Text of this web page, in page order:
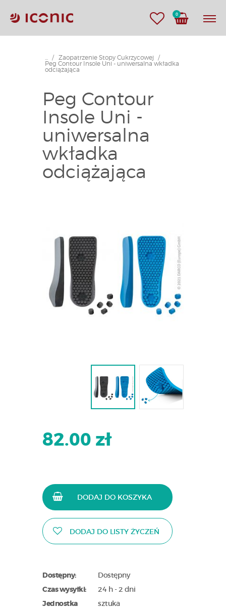
0
...
Zaopatrzenie Stopy Cukrzycowej
Peg Contour Insole Uni - uniwersalna wkładka
odciążająca
Peg Contour
Insole Uni -
uniwersalna
wkładka
odciążająca
82.00 zł
DODAJ DO KOSZYKA
DODAJ DO LISTY ŻYCZEŃ
Dostępny:
Dostępny
Czas wysyłki:
24 h - 2 dni
Jednostka
sztuka